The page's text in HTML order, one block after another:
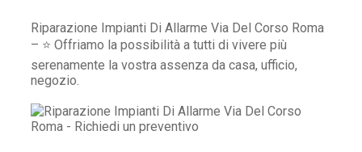
Riparazione Impianti Di Allarme Via Del Corso Roma
– ⭐ Offriamo la possibilità a tutti di vivere più
serenamente la vostra assenza da casa, ufficio,
negozio.